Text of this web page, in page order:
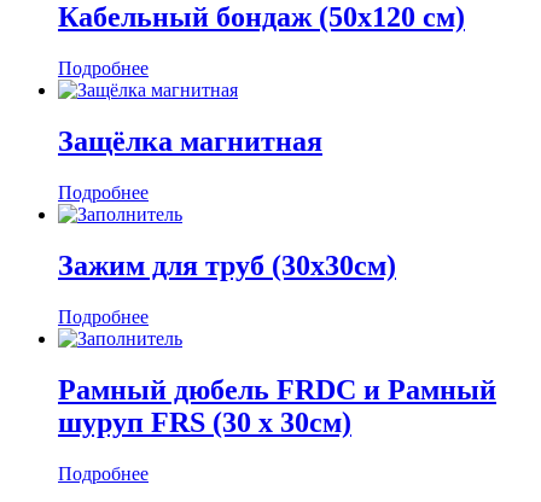
Кабельный бондаж (50х120 см)
Подробнее
Защёлка магнитная
Подробнее
Зажим для труб (30х30см)
Подробнее
Рамный дюбель FRDC и Рамный
шуруп FRS (30 x 30см)
Подробнее